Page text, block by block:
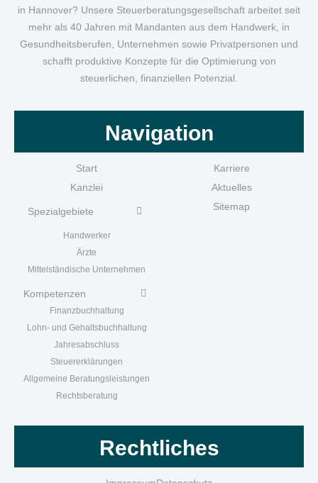
in Hannover? Unsere Steuerberatungsgesellschaft arbeitet seit
mehr als 40 Jahren mit Mandanten aus dem Handwerk, in
Gesundheitsberufen, Unternehmen sowie Privatpersonen und
schafft produktive Konzepte für die Optimierung von
steuerlichen, finanziellen Potenzial.
Navigation
Start
Kanzlei
Spezialgebiete
Handwerker
Ärzte
Mittelständische Unternehmen
Kompetenzen
Finanzbuchhaltung
Lohn- und Gehaltsbuchhaltung
Jahresabschluss
Steuererklärungen
Allgemeine Beratungsleistungen
Rechtsberatung
Karriere
Aktuelles
Sitemap
Rechtliches